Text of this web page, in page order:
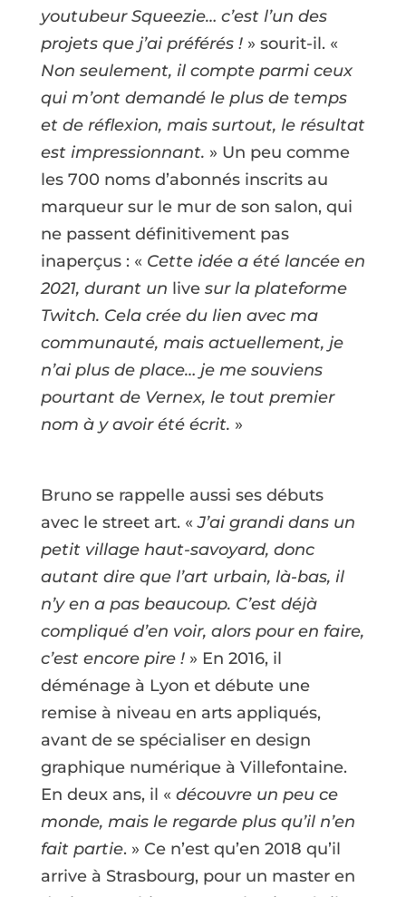
youtubeur Squeezie… c’est l’un des
projets que j’ai préférés ! » sourit-il. «
Non seulement, il compte parmi ceux
qui m’ont demandé le plus de temps
et de réflexion, mais surtout, le résultat
est impressionnant. » Un peu comme
les 700 noms d’abonnés inscrits au
marqueur sur le mur de son salon, qui
ne passent définitivement pas
inaperçus : «Cette idée a été lancée en
2021, durant un livesur la plateforme
Twitch. Cela crée du lien avec ma
communauté, mais actuellement, je
n’ai plus de place… je me souviens
pourtant de Vernex, le tout premier
nom à y avoir été écrit. »
Bruno se rappelle aussi ses débuts
avec le street art. «J’ai grandi dans un
petit village haut-savoyard, donc
autant dire que l’art urbain, là-bas, il
n’y en a pas beaucoup. C’est déjà
compliqué d’en voir, alors pour en faire,
c’est encore pire !» En 2016, il
déménage à Lyon et débute une
remise à niveau en arts appliqués,
avant de se spécialiser en design
graphique numérique à Villefontaine.
En deux ans, il « découvre un peu ce
monde, mais le regarde plus qu’il n’en
fait partie. » Ce n’est qu’en 2018 qu’il
arrive à Strasbourg, pour un master en